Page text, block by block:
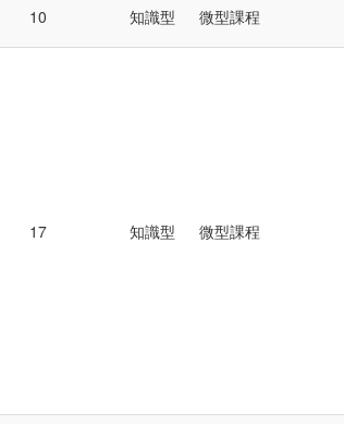
10 知識型 微型課程
17 知識型 微型課程